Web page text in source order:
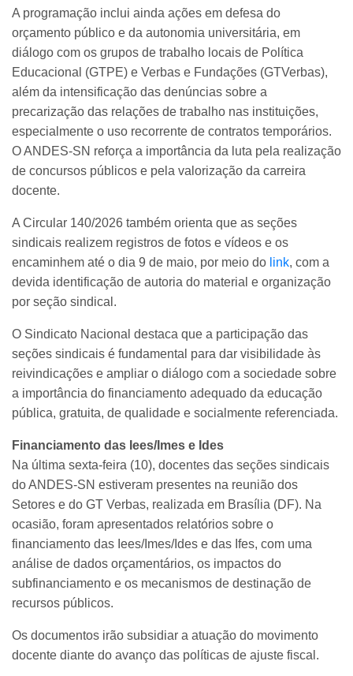
A programação inclui ainda ações em defesa do
orçamento público e da autonomia universitária, em
diálogo com os grupos de trabalho locais de Política
Educacional (GTPE) e Verbas e Fundações (GTVerbas),
além da intensificação das denúncias sobre a
precarização das relações de trabalho nas instituições,
especialmente o uso recorrente de contratos temporários.
O ANDES-SN reforça a importância da luta pela realização
de concursos públicos e pela valorização da carreira
docente.
A Circular 140/2026 também orienta que as seções
sindicais realizem registros de fotos e vídeos e os
encaminhem até o dia 9 de maio, por meio do link, com a
devida identificação de autoria do material e organização
por seção sindical.
O Sindicato Nacional destaca que a participação das
seções sindicais é fundamental para dar visibilidade às
reivindicações e ampliar o diálogo com a sociedade sobre
a importância do financiamento adequado da educação
pública, gratuita, de qualidade e socialmente referenciada.
Financiamento das Iees/Imes e Ides
Na última sexta-feira (10), docentes das seções sindicais
do ANDES-SN estiveram presentes na reunião dos
Setores e do GT Verbas, realizada em Brasília (DF). Na
ocasião, foram apresentados relatórios sobre o
financiamento das Iees/Imes/Ides e das Ifes, com uma
análise de dados orçamentários, os impactos do
subfinanciamento e os mecanismos de destinação de
recursos públicos.
Os documentos irão subsidiar a atuação do movimento
docente diante do avanço das políticas de ajuste fiscal.